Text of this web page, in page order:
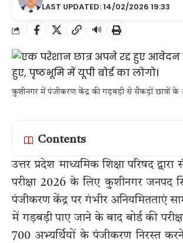
LAST UPDATED: 14/02/2026 19:33
🔊
कुशीनगर में पंजीकरण केंद्र की गड़बड़ी से सैकड़ों छात्रों के
Contents
उत्तर प्रदेश माध्यमिक शिक्षा परिषद द्वारा
परीक्षा 2026 के लिए कुशीनगर जनपद
पंजीकरण केंद्र पर गंभीर अनियमितताएं
में गड़बड़ी पाए जाने के बाद बोर्ड की
700 अभ्यर्थियों के पंजीकरण निरस्त करने